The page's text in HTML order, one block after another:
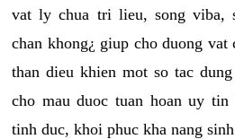
vat ly chua tri lieu, song viba,
chan khong¿ giup cho duong
than dieu khien mot so tac
cho mau duoc tuan hoan uy
tinh duc, khoi phuc kha nang